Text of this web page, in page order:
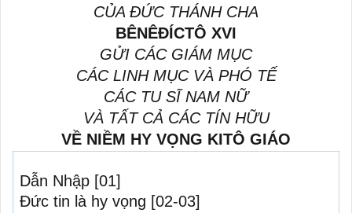
CỦA ĐỨC THÁNH CHA
BÊNÊĐÍCTÔ XVI
GỬI CÁC GIÁM MỤC
CÁC LINH MỤC VÀ PHÓ TẾ
CÁC TU SĨ NAM NỮ
VÀ TẤT CẢ CÁC TÍN HỮU
VỀ NIỀM HY VỌNG KITÔ GIÁO
Dẫn Nhập[01]
Đức tin là hy vọng [02-03]